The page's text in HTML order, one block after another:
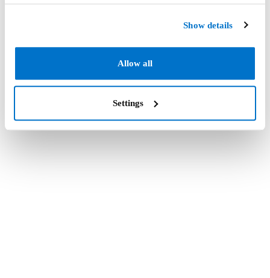
Show details
Allow all
Settings